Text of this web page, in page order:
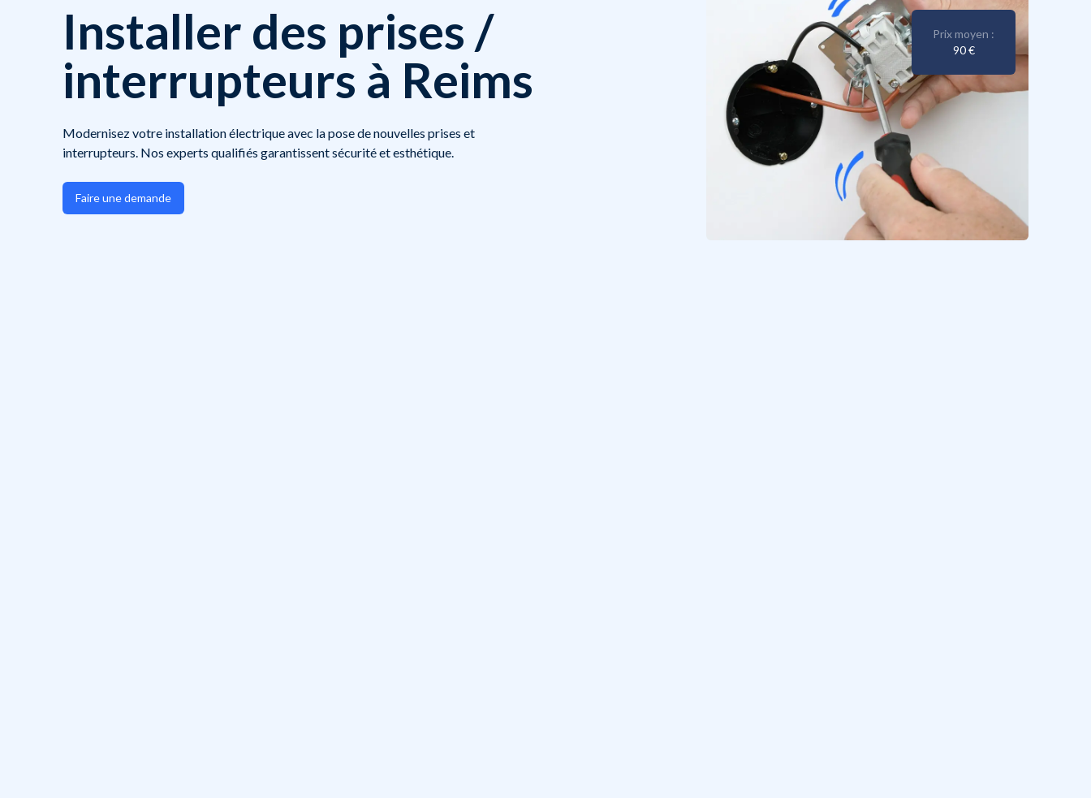
Installer des prises /
interrupteurs à Reims
Modernisez votre installation électrique avec la pose de nouvelles prises et
interrupteurs. Nos experts qualifiés garantissent sécurité et esthétique.
Faire une demande
Prix moyen :
90 €